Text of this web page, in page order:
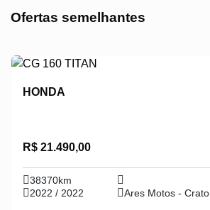
Ofertas semelhantes
HONDA
R$ 21.490,00
38370km
2022 / 2022
Ares Motos - Crato